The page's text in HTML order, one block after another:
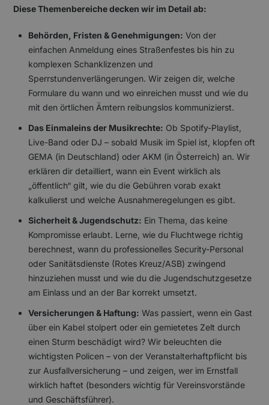
Diese Themenbereiche decken wir im Detail ab:
Behörden, Fristen & Genehmigungen: Von der
einfachen Anmeldung eines Straßenfestes bis hin zu
komplexen Schanklizenzen und
Sperrstundenverlängerungen. Wir zeigen dir, welche
Formulare du wann und wo einreichen musst und wie du
mit den örtlichen Ämtern reibungslos kommunizierst.
Das Einmaleins der Musikrechte: Ob Spotify-Playlist,
Live-Band oder DJ – sobald Musik im Spiel ist, klopfen oft
GEMA (in Deutschland) oder AKM (in Österreich) an. Wir
erklären dir detailliert, wann ein Event wirklich als
„öffentlich“ gilt, wie du die Gebühren vorab exakt
kalkulierst und welche Ausnahmeregelungen es gibt.
Sicherheit & Jugendschutz: Ein Thema, das keine
Kompromisse erlaubt. Lerne, wie du Fluchtwege richtig
berechnest, wann du professionelles Security-Personal
oder Sanitätsdienste (Rotes Kreuz/ASB) zwingend
hinzuziehen musst und wie du die Jugendschutzgesetze
am Einlass und an der Bar korrekt umsetzt.
Versicherungen & Haftung: Was passiert, wenn ein Gast
über ein Kabel stolpert oder ein gemietetes Zelt durch
einen Sturm beschädigt wird? Wir beleuchten die
wichtigsten Policen – von der Veranstalterhaftpflicht bis
zur Ausfallversicherung – und zeigen, wer im Ernstfall
wirklich haftet (besonders wichtig für Vereinsvorstände
und Geschäftsführer).